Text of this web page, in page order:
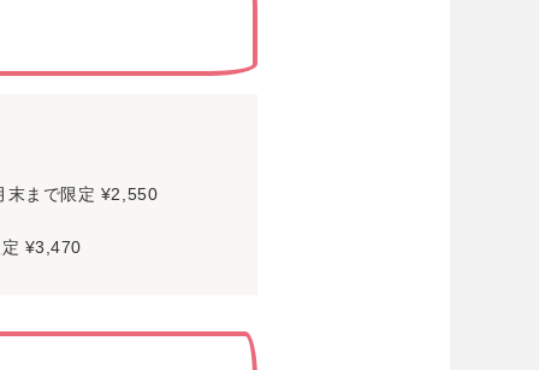
末まで限定 ¥2,550
¥3,470